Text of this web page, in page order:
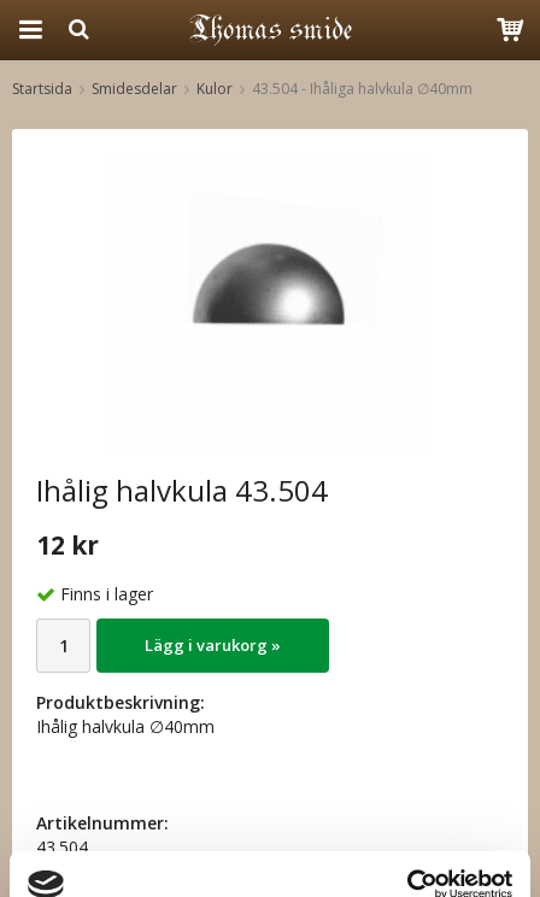
Startsida Smidesdelar Kulor 43.504 - Ihåliga halvkula ∅40mm
Ihålig halvkula 43.504
12 kr
Finns i lager
Lägg i varukorg »
Produktbeskrivning:
Ihålig halvkula ∅40mm
Artikelnummer:
43.504